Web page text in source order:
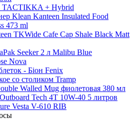
TACTIKKA + Hybrid
Klean Kanteen Insulated Food
473 ml
TKWide Cafe Cap Shale Black Matt
Seeker 2 л Malibu Blue
Nova
- Біон Fenix
со столиком Tramp
Walled Mug фиолетовая 380 мл
Tech 4T 10W-40 5 литров
Vesta V-610 RIB